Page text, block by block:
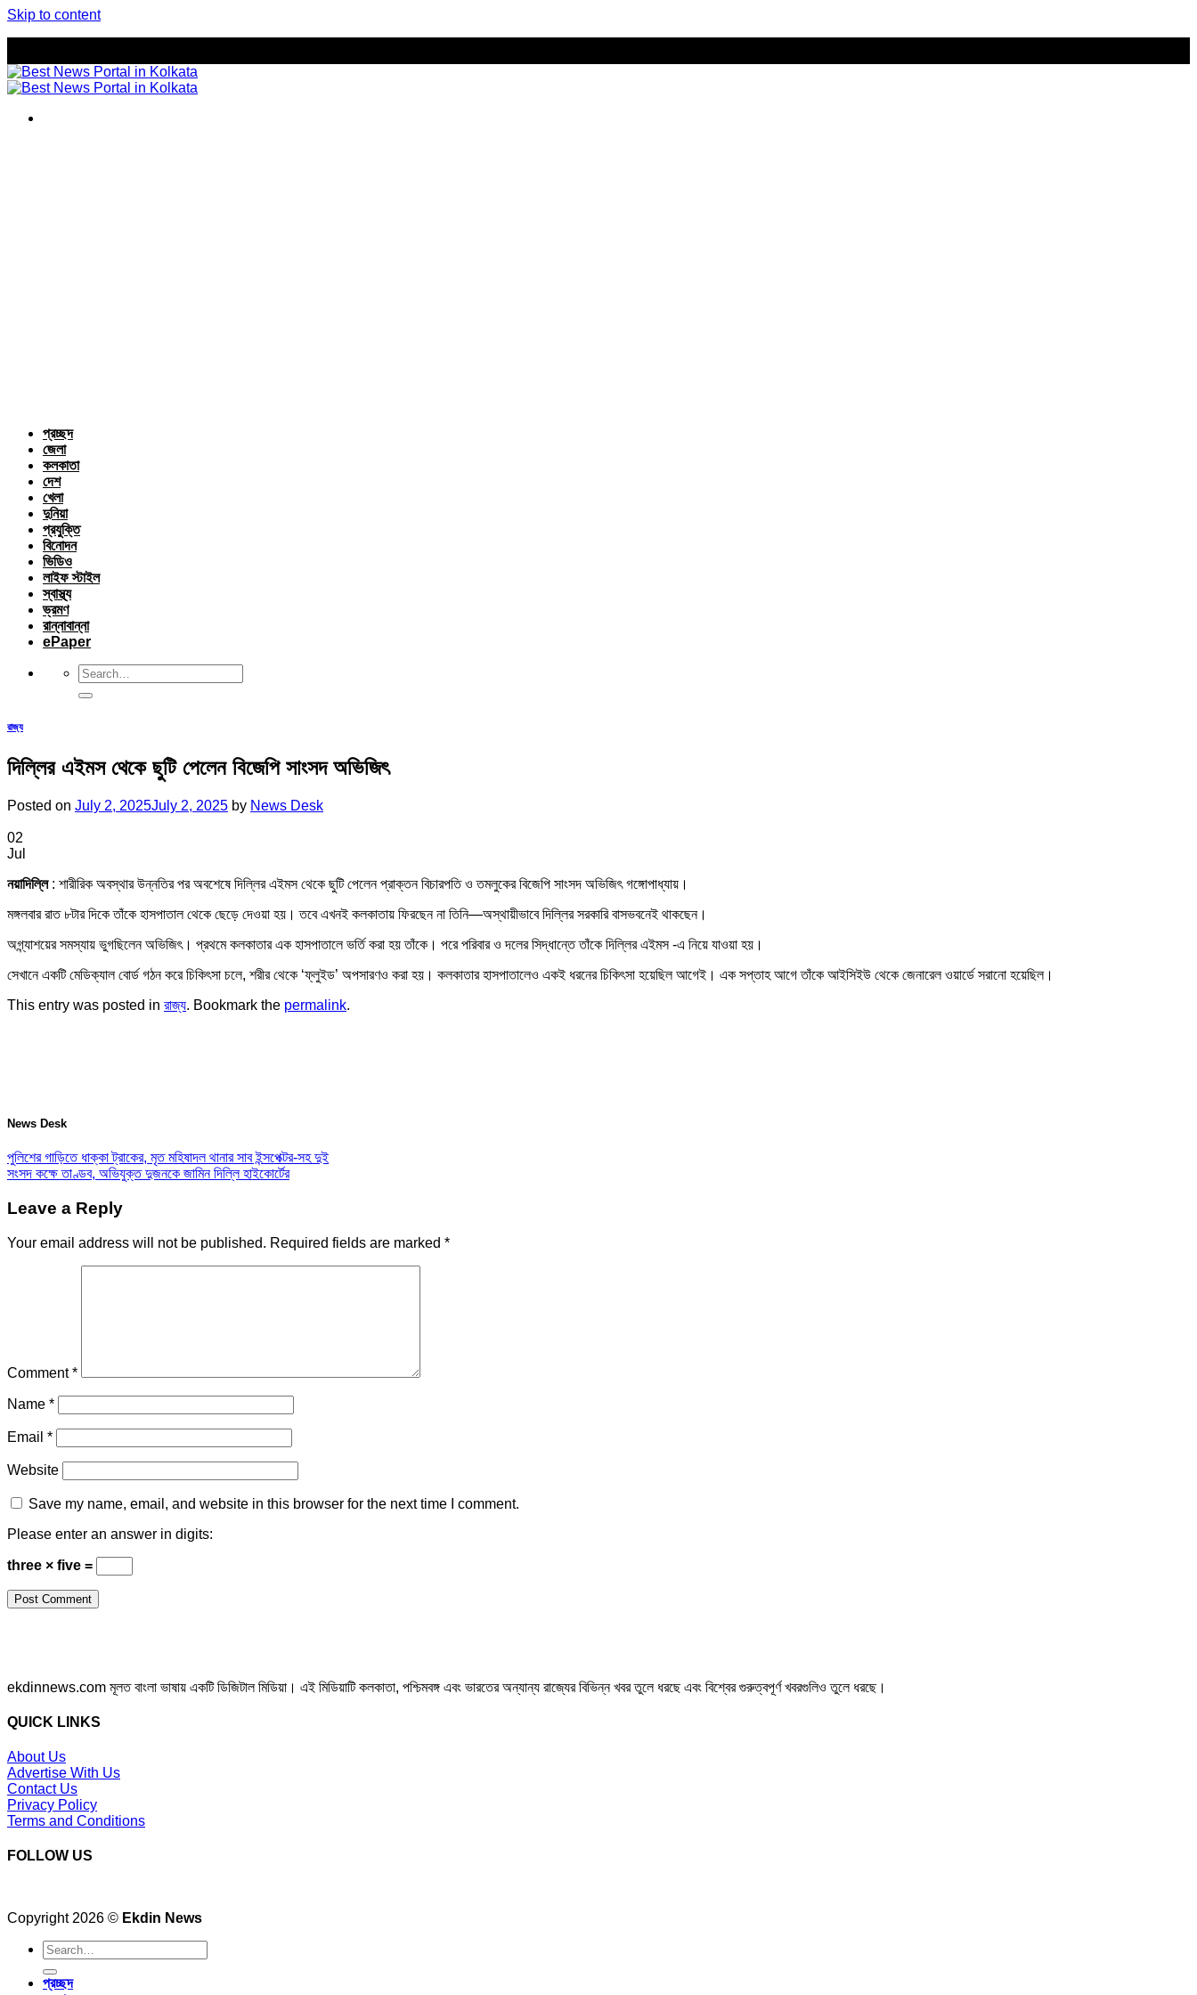
Skip to content
প্রচ্ছদ
জেলা
কলকাতা
দেশ
খেলা
দুনিয়া
প্রযুক্তি
বিনোদন
ভিডিও
লাইফ স্টাইল
স্বাস্থ্য
ভ্রমণ
রান্নাবান্না
ePaper
রাজ্য
দিল্লির এইমস থেকে ছুটি পেলেন বিজেপি সাংসদ অভিজিৎ
Posted on July 2, 2025July 2, 2025 by News Desk
02
Jul
নয়াদিল্লি : শারীরিক অবস্থার উন্নতির পর অবশেষে দিল্লির এইমস থেকে ছুটি পেলেন প্রাক্তন বিচারপতি ও তমলুকের বিজেপি সাংসদ অভিজিৎ গঙ্গোপাধ্যায়।
মঙ্গলবার রাত ৮টার দিকে তাঁকে হাসপাতাল থেকে ছেড়ে দেওয়া হয়। তবে এখনই কলকাতায় ফিরছেন না তিনি—অস্থায়ীভাবে দিল্লির সরকারি বাসভবনেই থাকছেন।
অগ্ন্যাশয়ের সমস্যায় ভুগছিলেন অভিজিৎ। প্রথমে কলকাতার এক হাসপাতালে ভর্তি করা হয় তাঁকে। পরে পরিবার ও দলের সিদ্ধান্তে তাঁকে দিল্লির এইমস -এ নিয়ে যাওয়া হয়।
সেখানে একটি মেডিক্যাল বোর্ড গঠন করে চিকিৎসা চলে, শরীর থেকে ‘ফ্লুইড’ অপসারণও করা হয়। কলকাতার হাসপাতালেও একই ধরনের চিকিৎসা হয়েছিল আগেই। এক সপ্তাহ আগে তাঁকে আইসিইউ থেকে জেনারেল ওয়ার্ডে সরানো হয়েছিল।
This entry was posted in রাজ্য. Bookmark the permalink.
News Desk
পুলিশের গাড়িতে ধাক্কা ট্রাকের, মৃত মহিষাদল থানার সাব ইন্সপেক্টর-সহ দুই
সংসদ কক্ষে তাণ্ডব, অভিযুক্ত দুজনকে জামিন দিল্লি হাইকোর্টের
Leave a Reply
Your email address will not be published. Required fields are marked *
Comment*
Name *
Email *
Website
Save my name, email, and website in this browser for the next time I comment.
Please enter an answer in digits:
three × five =
ekdinnews.com মূলত বাংলা ভাষায় একটি ডিজিটাল মিডিয়া। এই মিডিয়াটি কলকাতা, পশ্চিমবঙ্গ এবং ভারতের অন্যান্য রাজ্যের বিভিন্ন খবর তুলে ধরছে এবং বিশ্বের গুরুত্বপূর্ণ খবরগুলিও তুলে ধরছে।
QUICK LINKS
About Us
Advertise With Us
Contact Us
Privacy Policy
Terms and Conditions
FOLLOW US
Copyright 2026 © Ekdin News
প্রচ্ছদ